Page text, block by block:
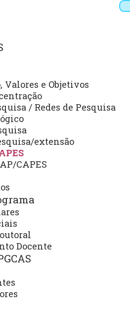
Telefones
Campus
Valores e Objetivos
/ Redes de Pesquisa
extensão
CAPES
Docente
Aplicadas à Saúde
4.